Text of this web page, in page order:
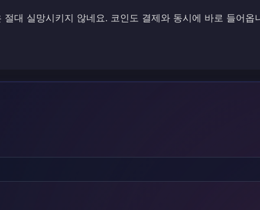
절대 실망시키지 않네요. 코인도 결제와 동시에 바로 들어옵